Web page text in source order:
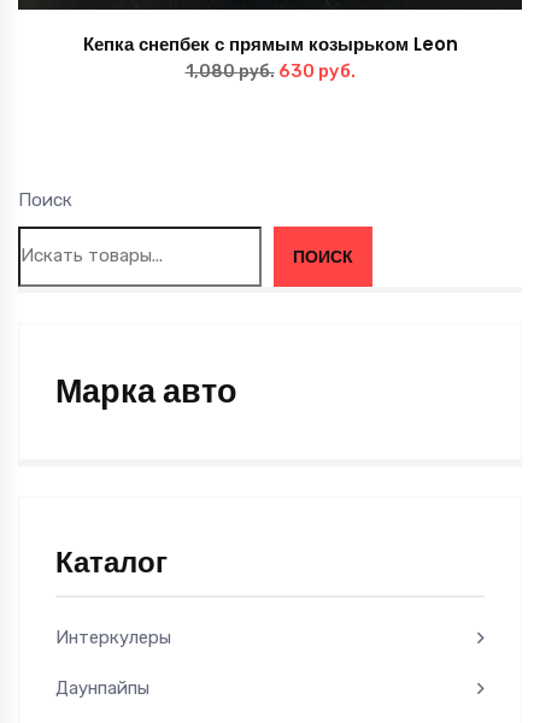
Поиск
ПОИСК
Марка авто
Каталог
Интеркулеры
Даунпайпы
Кепка снепбек с прямым козырьком Leon
1,080руб. Первоначальная
630 руб.Текущая